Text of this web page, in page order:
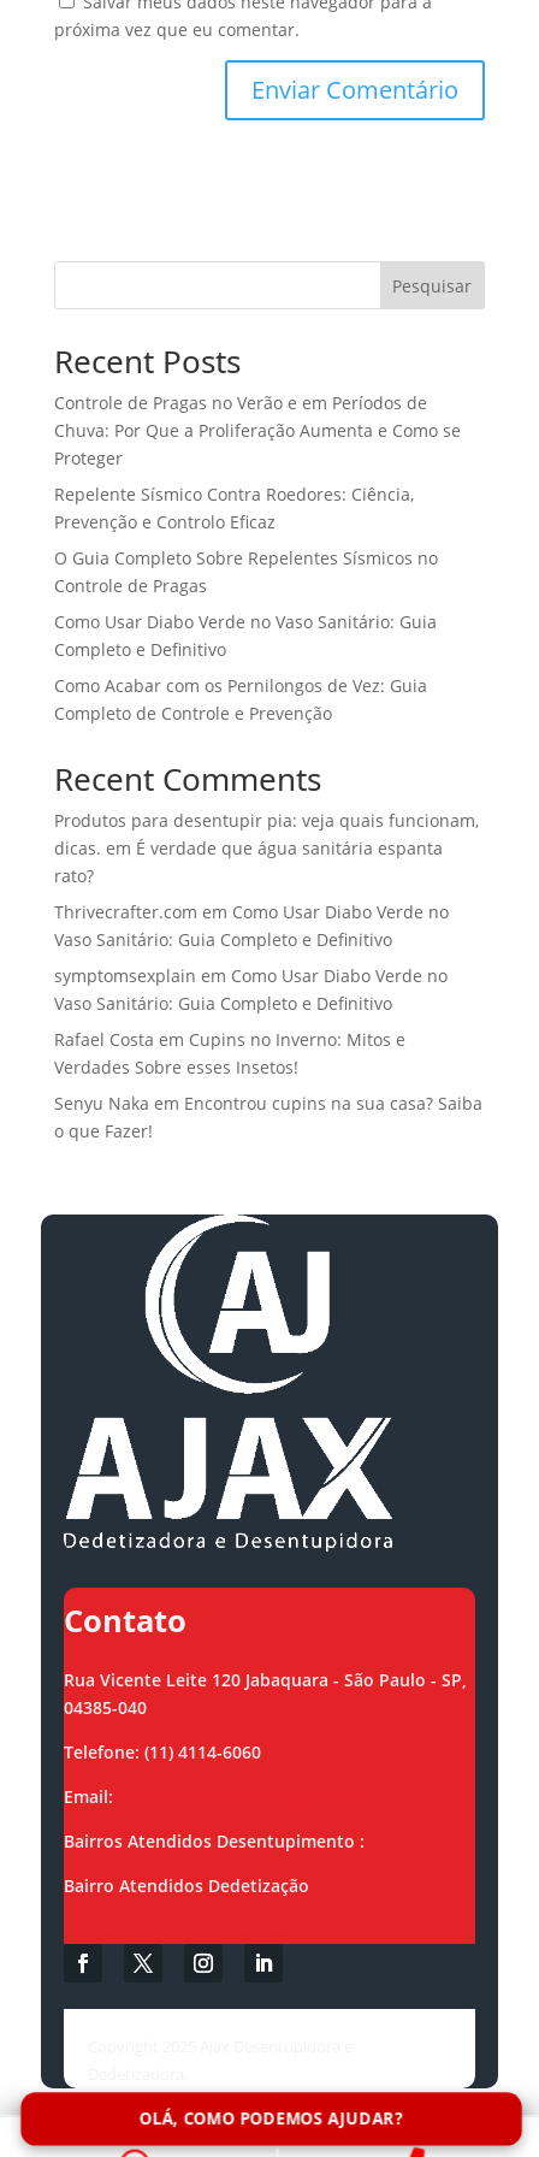
próxima vez que eu comentar.
Pesquisar
Recent Posts
Controle de Pragas no Verão e em Períodos de
Chuva: Por Que a Proliferação Aumenta e Como se
Proteger
Repelente Sísmico Contra Roedores: Ciência,
Prevenção e Controlo Eficaz
O Guia Completo Sobre Repelentes Sísmicos no
Controle de Pragas
Como Usar Diabo Verde no Vaso Sanitário: Guia
Completo e Definitivo
Como Acabar com os Pernilongos de Vez: Guia
Completo de Controle e Prevenção
Recent Comments
Produtos para desentupir pia: veja quais funcionam,
dicas. em É verdade que água sanitária espanta
rato?
Thrivecrafter.com em Como Usar Diabo Verde no
Vaso Sanitário: Guia Completo e Definitivo
symptomsexplain em Como Usar Diabo Verde no
Vaso Sanitário: Guia Completo e Definitivo
Rafael Costa em Cupins no Inverno: Mitos e
Verdades Sobre esses Insetos!
Senyu Naka em Encontrou cupins na sua casa? Saiba
o que Fazer!
Contato
Rua Vicente Leite 120 Jabaquara - São Paulo - SP,
04385-040
Telefone: (11) 4114-6060
Email:
Bairros Atendidos Desentupimento :
Bairro Atendidos Dedetização
OLÁ, COMO PODEMOS AJUDAR?